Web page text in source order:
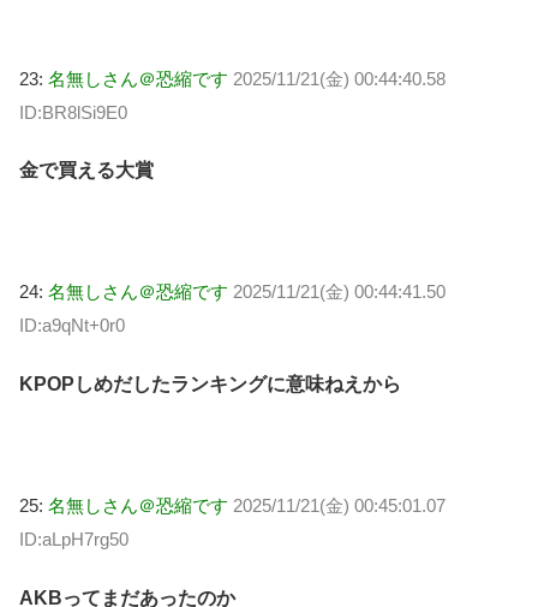
23: 名無しさん＠恐縮です 2025/11/21(金) 00:44:40.58
ID:BR8lSi9E0
金で買える大賞
24: 名無しさん＠恐縮です 2025/11/21(金) 00:44:41.50
ID:a9qNt+0r0
KPOPしめだしたランキングに意味ねえから
25: 名無しさん＠恐縮です 2025/11/21(金) 00:45:01.07
ID:aLpH7rg50
AKBってまだあったのか